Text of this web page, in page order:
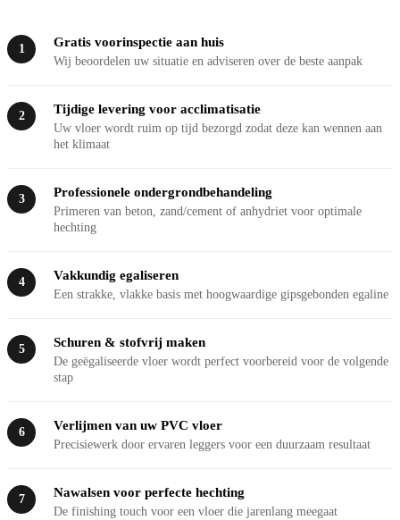
1 Gratis voorinspectie aan huis
Wij beoordelen uw situatie en adviseren over de beste aanpak
2 Tijdige levering voor acclimatisatie
Uw vloer wordt ruim op tijd bezorgd zodat deze kan wennen aan
het klimaat
3 Professionele ondergrondbehandeling
Primeren van beton, zand/cement of anhydriet voor optimale
hechting
4 Vakkundig egaliseren
Een strakke, vlakke basis met hoogwaardige gipsgebonden egaline
5 Schuren & stofvrij maken
De geëgaliseerde vloer wordt perfect voorbereid voor de volgende
stap
6 Verlijmen van uw PVC vloer
Precisiewerk door ervaren leggers voor een duurzaam resultaat
7 Nawalsen voor perfecte hechting
De finishing touch voor een vloer die jarenlang meegaat